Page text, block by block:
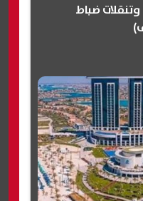
وتنقلات ضباط